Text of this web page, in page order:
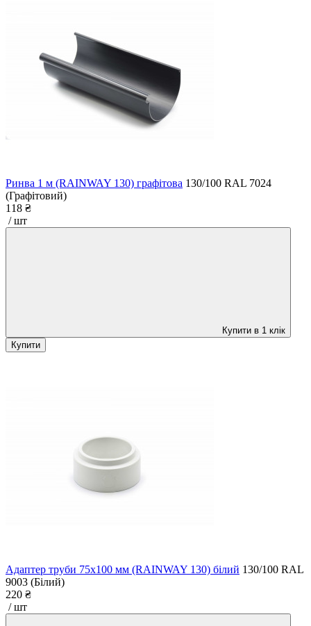
Ринва 1 м (RAINWAY 130) графітова 130/100 RAL 7024
(Графітовий)
118 ₴
/ шт
Купити в 1 клік
Купити
Адаптер труби 75x100 мм (RAINWAY 130) білий 130/100 RAL
9003 (Білий)
220 ₴
/ шт